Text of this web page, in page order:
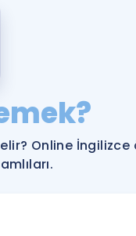
YDS ve YÖKDİL
Rehberlik Aracı
YDS ve YÖKDİL'e
Tüm ÖSYM
Online İngilizce